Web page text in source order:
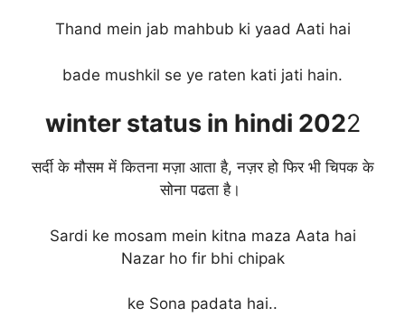
Thand mein jab mahbub ki yaad Aati hai
bade mushkil se ye raten kati jati hain.
winterstatus in hindi 2022
सर्दी के मौसम में कितना मज़ा आता है, नज़र हो फिर भी चिपक के
सोना पढता है।
Sardi ke mosam mein kitna maza Aata hai
Nazar ho fir bhi chipak
ke Sona padata hai..